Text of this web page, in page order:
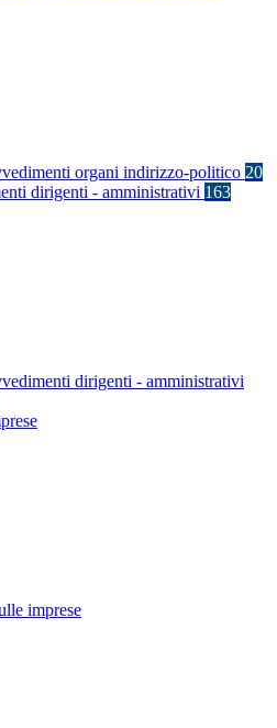
organi indirizzo-politico 20
dirigenti - amministrativi 163
dirigenti - amministrativi
imprese